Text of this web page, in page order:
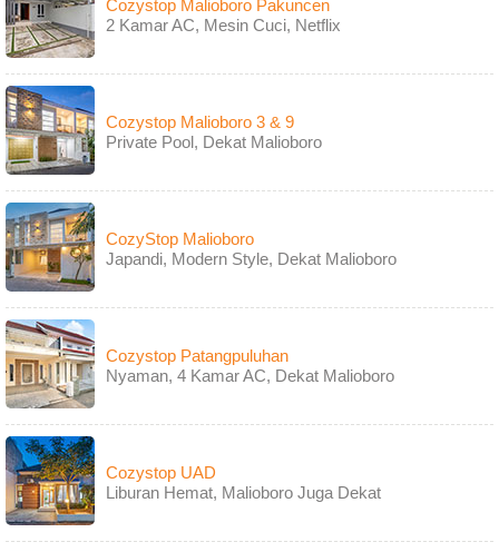
Cozystop Malioboro Pakuncen
2 Kamar AC, Mesin Cuci, Netflix
Cozystop Malioboro 3 & 9
Private Pool, Dekat Malioboro
CozyStop Malioboro
Japandi, Modern Style, Dekat Malioboro
Cozystop Patangpuluhan
Nyaman, 4 Kamar AC, Dekat Malioboro
Cozystop UAD
Liburan Hemat, Malioboro Juga Dekat